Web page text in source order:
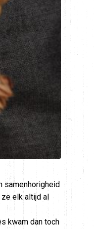
samenhorigheid
elk altijd al
kwam dan toch